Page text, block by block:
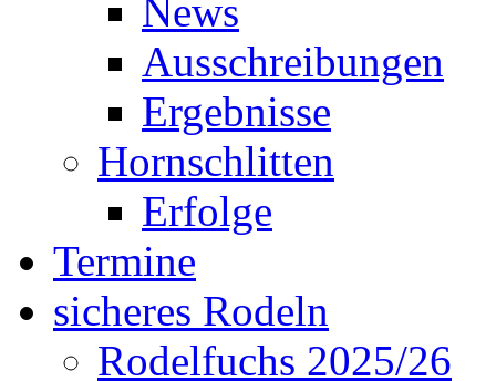
News
Ausschreibungen
Ergebnisse
Hornschlitten
Erfolge
Termine
sicheres Rodeln
Rodelfuchs 2025/26